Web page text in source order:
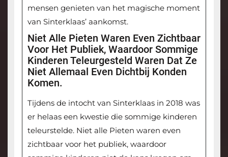
mensen genieten van het magische moment
van Sinterklaas’ aankomst.
Niet Alle Pieten Waren Even Zichtbaar
Voor Het Publiek, Waardoor Sommige
Kinderen Teleurgesteld Waren Dat Ze
Niet Allemaal Even Dichtbij Konden
Komen.
Tijdens de intocht van Sinterklaas in 2018 was
er helaas een kwestie die sommige kinderen
teleurstelde. Niet alle Pieten waren even
zichtbaar voor het publiek, waardoor